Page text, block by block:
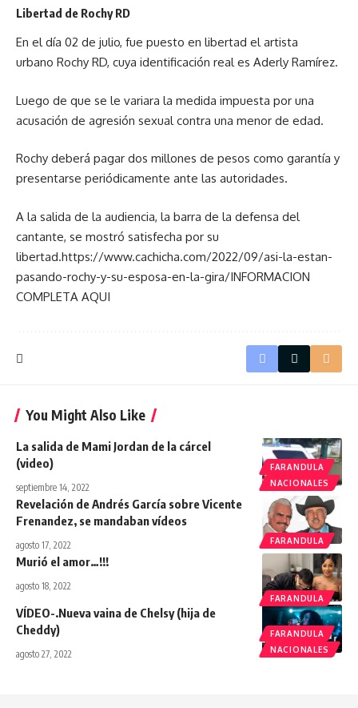
Libertad de Rochy RD
En el día 02 de julio, fue puesto en libertad el artista
urbano Rochy RD, cuya identificación real es Aderly Ramírez.
Luego de que se le variara la medida impuesta por una
acusación de agresión sexual contra una menor de edad.
Rochy deberá pagar dos millones de pesos como garantía y
presentarse periódicamente ante las autoridades.
A la salida de la audiencia, la barra de la defensa del
cantante, se mostró satisfecha por su
libertad.https://www.cachicha.com/2022/09/asi-la-estan-
pasando-rochy-y-su-esposa-en-la-gira/INFORMACION
COMPLETA AQUI
You Might Also Like
FARANDULA
NACIONALES
La salida de Mami Jordan de la cárcel
(video)
septiembre 14, 2022
FARANDULA
Revelación de Andrés García sobre Vicente
Frenandez, se mandaban vídeos
agosto 17, 2022
FARANDULA
Murió el amor…!!!
agosto 18, 2022
FARANDULA
NACIONALES
VÍDEO-.Nueva vaina de Chelsy (hija de
Cheddy)
agosto 27, 2022